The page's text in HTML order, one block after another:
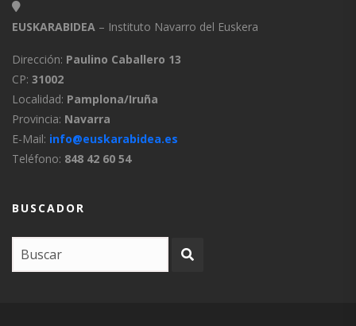
EUSKARABIDEA – Instituto Navarro del Euskera
Dirección: Paulino Caballero 13
CP: 31002
Localidad: Pamplona/Iruña
Provincia: Navarra
E-Mail: info@euskarabidea.es
Teléfono: 848 42 60 54
BUSCADOR